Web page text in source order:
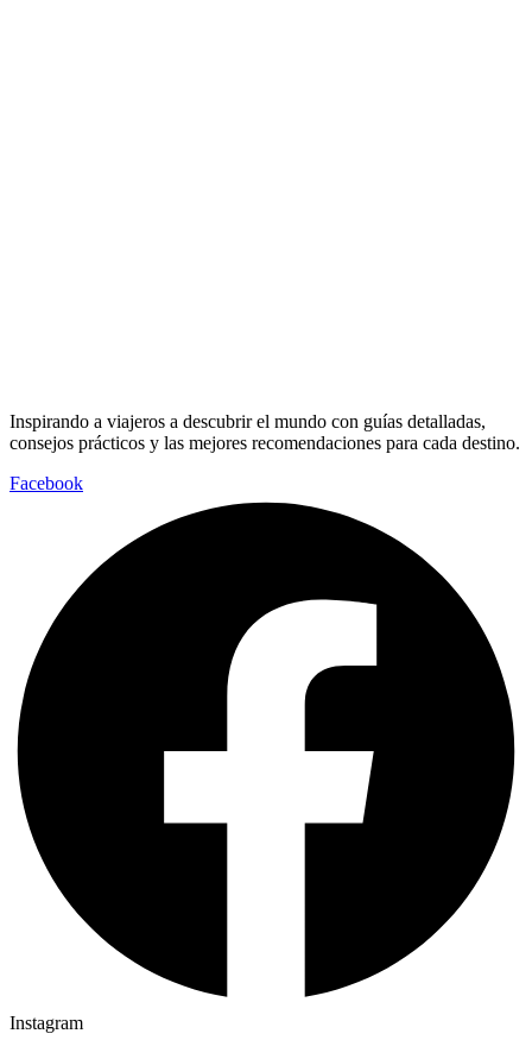
Inspirando a viajeros a descubrir el mundo con guías detalladas,
consejos prácticos y las mejores recomendaciones para cada destino.
Facebook
Instagram